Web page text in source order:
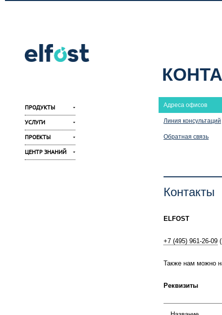
ПРОДУКТЫ
УСЛУГИ
ПРОЕКТЫ
ЦЕНТР ЗНАНИЙ
Адреса офисов
Линия консультаций
Обратная связь
Контакты
ELFOST
+7 (495) 961-26-09
Также нам можно
Реквизиты